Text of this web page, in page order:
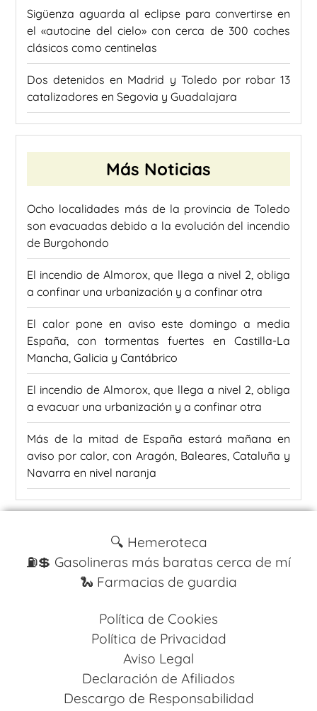
Sigüenza aguarda al eclipse para convertirse en
el «autocine del cielo» con cerca de 300 coches
clásicos como centinelas
Dos detenidos en Madrid y Toledo por robar 13
catalizadores en Segovia y Guadalajara
Más Noticias
Ocho localidades más de la provincia de Toledo
son evacuadas debido a la evolución del incendio
de Burgohondo
El incendio de Almorox, que llega a nivel 2, obliga
a confinar una urbanización y a confinar otra
El calor pone en aviso este domingo a media
España, con tormentas fuertes en Castilla-La
Mancha, Galicia y Cantábrico
El incendio de Almorox, que llega a nivel 2, obliga
a evacuar una urbanización y a confinar otra
Más de la mitad de España estará mañana en
aviso por calor, con Aragón, Baleares, Cataluña y
Navarra en nivel naranja
🔍 Hemeroteca
⛽️💲 Gasolineras más baratas cerca de mí
🐍 Farmacias de guardia
Política de Cookies
Política de Privacidad
Aviso Legal
Declaración de Afiliados
Descargo de Responsabilidad